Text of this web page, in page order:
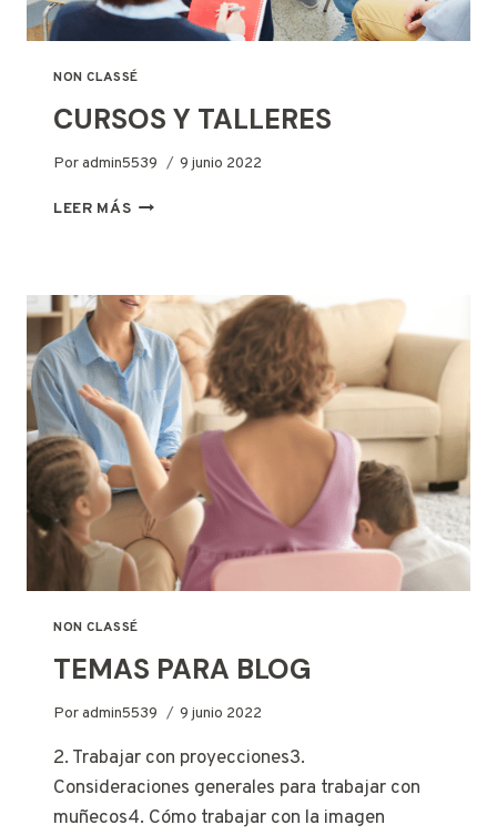
NON CLASSÉ
CURSOS Y TALLERES
Poradmin5539 9 junio 2022
LEER MÁSCURSOS
NON CLASSÉ
TEMAS PARA BLOG
Poradmin5539 9 junio 2022
2. Trabajar con proyecciones3.
Consideraciones generales para trabajar con
muñecos4. Cómo trabajar con la imagen